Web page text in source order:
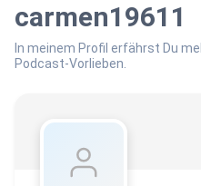
carmen19611
In meinem Profil erfährst Du
Podcast-Vorlieben.